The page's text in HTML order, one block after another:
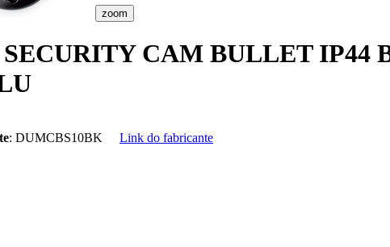
zoom
CAM BULLET IP44
: DUMCBS10BK
Link do fabricante